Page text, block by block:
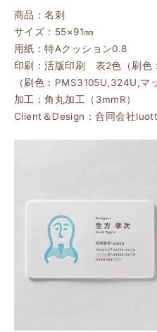
商品：名刺
サイズ：55×91㎜
用紙：特Aクッション0.8
印刷：活版印刷 表2色（刷色
（刷色：PMS3105U,324U,マ
加工：角丸加工（3mmR）
Client＆Design：合同会社